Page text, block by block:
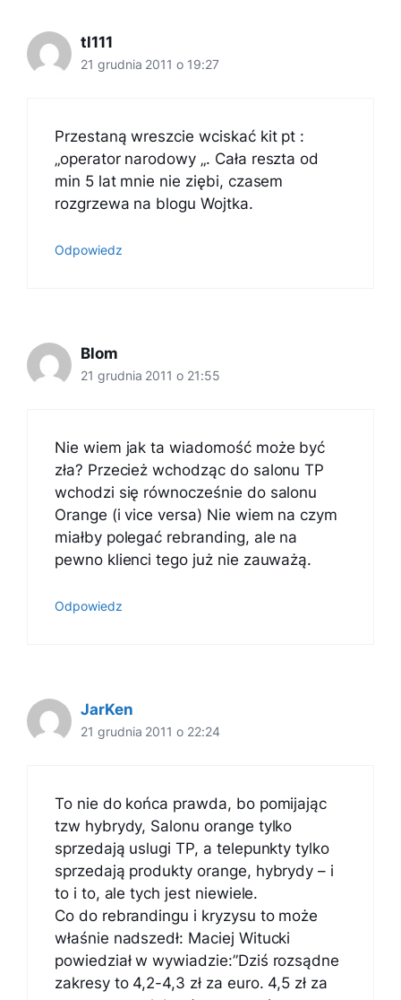
tl111
21 grudnia 2011 o 19:27
Przestaną wreszcie wciskać kit pt :
„operator narodowy „. Cała reszta od
min 5 lat mnie nie ziębi, czasem
rozgrzewa na blogu Wojtka.
Odpowiedz
Blom
21 grudnia 2011 o 21:55
Nie wiem jak ta wiadomość może być
zła? Przecież wchodząc do salonu TP
wchodzi się równocześnie do salonu
Orange (i vice versa) Nie wiem na czym
miałby polegać rebranding, ale na
pewno klienci tego już nie zauważą.
Odpowiedz
JarKen
21 grudnia 2011 o 22:24
To nie do końca prawda, bo pomijając
tzw hybrydy, Salonu orange tylko
sprzedają uslugi TP, a telepunkty tylko
sprzedają produkty orange, hybrydy – i
to i to, ale tych jest niewiele.
Co do rebrandingu i kryzysu to może
właśnie nadszedł: Maciej Witucki
powiedział w wywiadzie:”Dziś rozsądne
zakresy to 4,2-4,3 zł za euro. 4,5 zł za